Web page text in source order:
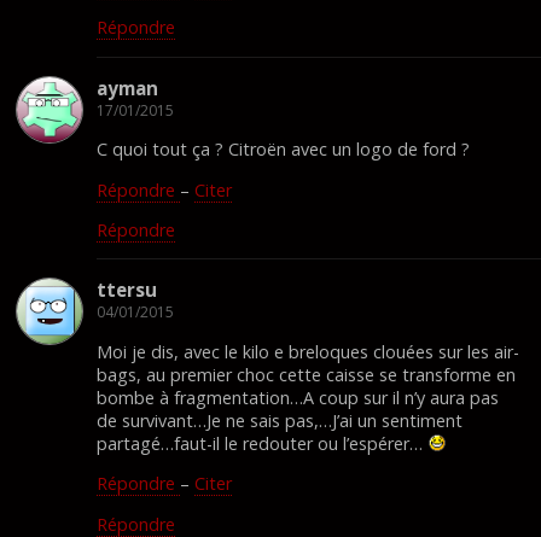
Répondre
ayman
17/01/2015
C quoi tout ça ? Citroën avec un logo de ford ?
Répondre – Citer
Répondre
ttersu
04/01/2015
Moi je dis, avec le kilo e breloques clouées sur les air-
bags, au premier choc cette caisse se transforme en
bombe à fragmentation…A coup sur il n’y aura pas
de survivant…Je ne sais pas,…J’ai un sentiment
partagé…faut-il le redouter ou l’espérer…
Répondre – Citer
Répondre